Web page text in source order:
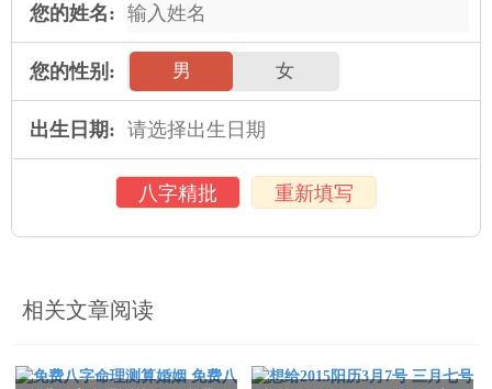
您的姓名:
您的性别: 男 女
出生日期:
八字精批 重新填写
相关文章阅读